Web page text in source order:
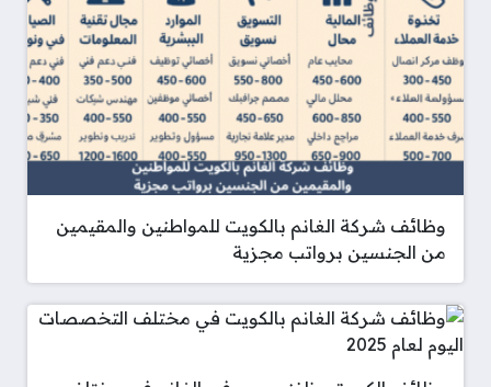
وظائف شركة الغانم بالكويت للمواطنين والمقيمين
من الجنسين برواتب مجزية